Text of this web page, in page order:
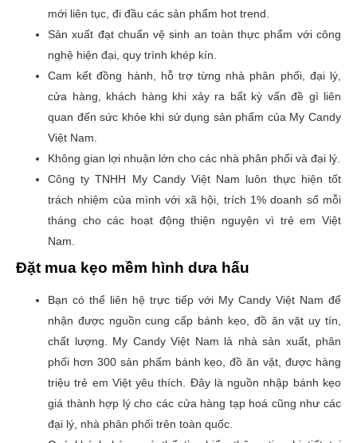
mới liên tục, đi đầu các sản phẩm hot trend.
Sản xuất đạt chuẩn vệ sinh an toàn thực phẩm với công
nghệ hiện đại, quy trình khép kín.
Cam kết đồng hành, hỗ trợ từng nhà phân phối, đại lý,
cửa hàng, khách hàng khi xảy ra bất kỳ vấn đề gì liên
quan đến sức khỏe khi sử dụng sản phẩm của My Candy
Việt Nam.
Không gian lợi nhuận lớn cho các nhà phân phối và đại lý.
Công ty TNHH My Candy Việt Nam luôn thực hiện tốt
trách nhiệm của mình với xã hội, trích 1% doanh số mỗi
tháng cho các hoạt động thiện nguyện vì trẻ em Việt
Nam.
Đặt mua kẹo mềm hình dưa hấu
Bạn có thể liên hệ trực tiếp với My Candy Việt Nam để
nhận được nguồn cung cấp bánh kẹo, đồ ăn vặt uy tín,
chất lượng. My Candy Việt Nam là nhà sản xuất, phân
phối hơn 300 sản phẩm bánh kẹo, đồ ăn vặt, được hàng
triệu trẻ em Việt yêu thích. Đây là nguồn nhập bánh kẹo
giá thành hợp lý cho các cửa hàng tạp hoá cũng như các
đại lý, nhà phân phối trên toàn quốc.